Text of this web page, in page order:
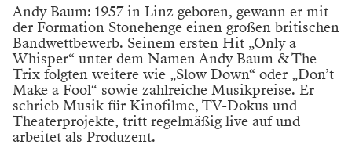
Andy Baum: 1957 in Linz geboren, gewann er mit
der Formation Stonehenge einen großen britischen
Bandwettbewerb. Seinem ersten Hit „Only a
Whisper“ unter dem Namen Andy Baum & The
Trix folgten weitere wie „Slow Down“ oder „Don’t
Make a Fool“ sowie zahlreiche Musikpreise. Er
schrieb Musik für Kinofilme, TV-Dokus und
Theaterprojekte, tritt regelmäßig live auf und
arbeitet als Produzent.